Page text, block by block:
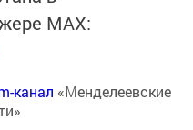
MАХ:
канал «Менделеевские